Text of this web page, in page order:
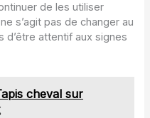
de les utiliser
s’agit pas de changer au
d’être attentif aux signes
cheval sur